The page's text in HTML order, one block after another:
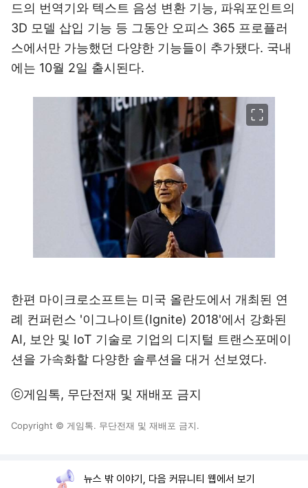
드의 번역기와 텍스트 음성 변환 기능, 파워포인트의
3D 모델 삽입 기능 등 그동안 오피스 365 프로플러
스에서만 가능했던 다양한 기능들이 추가됐다. 국내
에는 10월 2일 출시된다.
한편 마이크로소프트는 미국 올란도에서 개최된 연
례 컨퍼런스 '이그나이트(Ignite) 2018'에서 강화된
AI, 보안 및 IoT 기술로 기업의 디지털 트랜스포메이
션을 가속화할 다양한 솔루션을 대거 선보였다.
ⓒ게임톡, 무단전재 및 재배포 금지
Copyright © 게임톡. 무단전재 및 재배포 금지.
뉴스 밖 이야기, 다음 커뮤니티 웹에서 보기